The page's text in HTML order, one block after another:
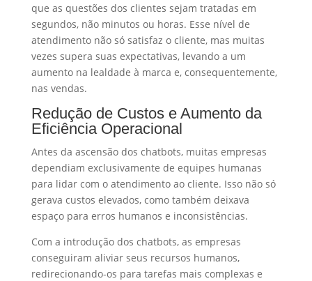
que as questões dos clientes sejam tratadas em
segundos, não minutos ou horas. Esse nível de
atendimento não só satisfaz o cliente, mas muitas
vezes supera suas expectativas, levando a um
aumento na lealdade à marca e, consequentemente,
nas vendas.
Redução de Custos e Aumento da
Eficiência Operacional
Antes da ascensão dos chatbots, muitas empresas
dependiam exclusivamente de equipes humanas
para lidar com o atendimento ao cliente. Isso não só
gerava custos elevados, como também deixava
espaço para erros humanos e inconsistências.
Com a introdução dos chatbots, as empresas
conseguiram aliviar seus recursos humanos,
redirecionando-os para tarefas mais complexas e